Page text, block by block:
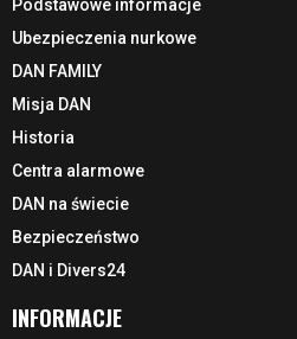
Podstawowe informacje
Ubezpieczenia nurkowe
DAN FAMILY
Misja DAN
Historia
Centra alarmowe
DAN na świecie
Bezpieczeństwo
DAN i Divers24
INFORMACJE